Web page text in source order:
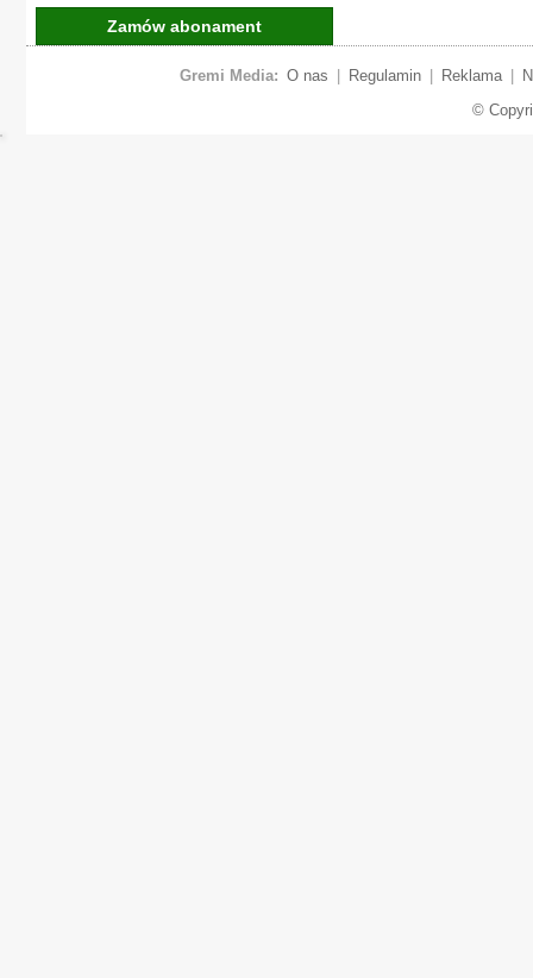
Zamów abonament
Gremi Media: O nas Regulamin Reklama
©